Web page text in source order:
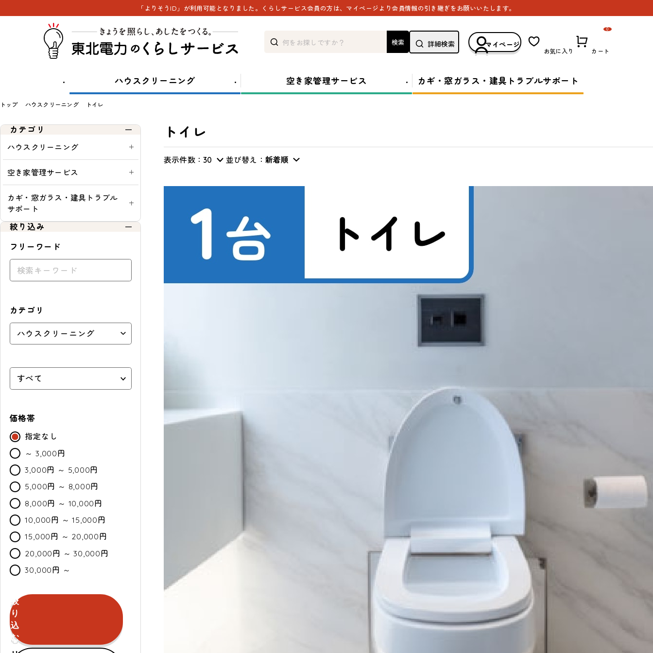
「よりそうID」が利用可能となりました。くらしサービス会員の方は、マイページより会員情報の引き継ぎをお願いいたします。
検索 詳細検索 マイページ
お気に入り カート
0
ハウスクリーニング 空き家管理サービス カギ・窓ガラス・建具トラブルサポート
トップ ハウスクリーニング トイレ
カテゴリ
ハウスクリーニング
空き家管理サービス
カギ・窓ガラス・建具トラブル
サポート
絞り込み
フリーワード
カテゴリ
価格帯
指定なし
～ 3,000円
3,000円 ～ 5,000円
5,000円 ～ 8,000円
8,000円 ～ 10,000円
10,000円 ～ 15,000円
15,000円 ～ 20,000円
20,000円 ～ 30,000円
30,000円 ～
カ
ラ
ー
通
常・
定
期
セ
ー
ル
セールのみ対象
絞
り
込
む
トイレ
表示件数：30 並び替え： 新着順
表ウ
通
通